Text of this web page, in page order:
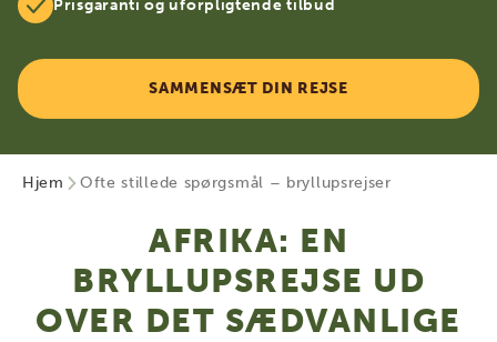
Prisgaranti og uforpligtende tilbud
SAMMENSÆT DIN REJSE
Hjem Ofte stillede spørgsmål – bryllupsrejser
AFRIKA: EN
BRYLLUPSREJSE UD
OVER DET SÆDVANLIGE